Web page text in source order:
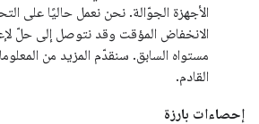
الأجهزة الجوّالة. نحن نعمل حاليًا على
الانخفاض المؤقت وقد نتوصل إلى حلّ
مستواه السابق. سنقدّم المزيد من
القادم.
إحصاءات بارزة